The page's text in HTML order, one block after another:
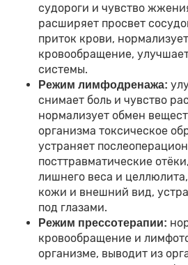
судороги и чувство
расширяет просвет
приток крови,
кровообращение,
системы.
Режим лимфодренажа:
снимает боль и чувство
нормализует обмен
организма токсическое
устраняет
посттравматические
лишнего веса и
кожи и внешний вид,
под глазами.
Режим прессотерапии:
кровообращение и
организме, выводит из